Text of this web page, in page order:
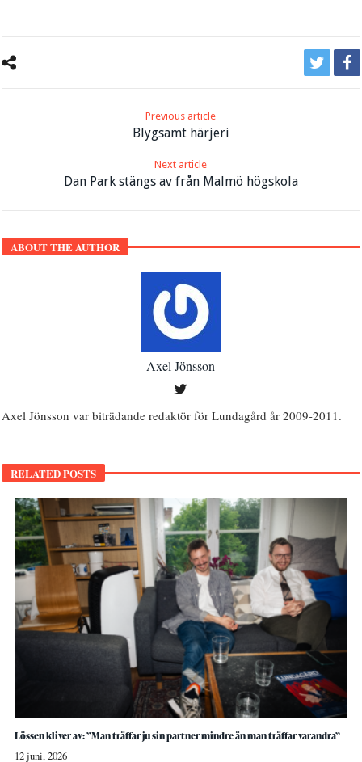
Previous article
Blygsamt härjeri
Next article
Dan Park stängs av från Malmö högskola
ABOUT THE AUTHOR
Axel Jönsson
Axel Jönsson var biträdande redaktör för Lundagård år 2009-2011.
RELATED POSTS
Lössen kliver av: ”Man träffar ju sin partner mindre än man träffar varandra”
12 juni, 2026